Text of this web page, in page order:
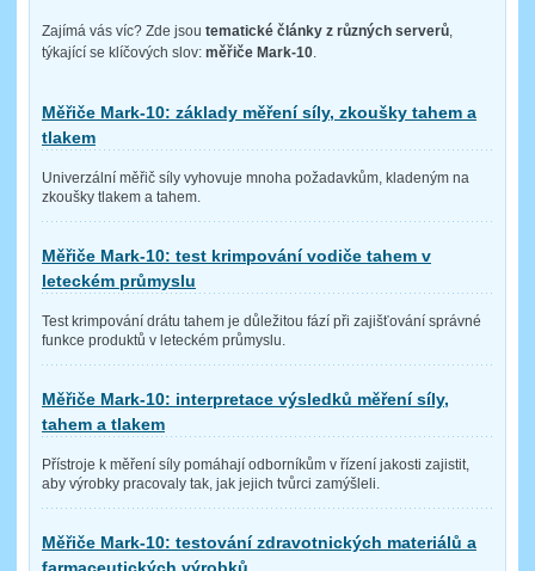
Zajímá vás víc? Zde jsou tematické články z různých serverů,
týkající se klíčových slov: měřiče Mark-10.
Měřiče Mark-10: základy měření síly, zkoušky tahem a
tlakem
Univerzální měřič síly vyhovuje mnoha požadavkům, kladeným na
zkoušky tlakem a tahem.
Měřiče Mark-10: test krimpování vodiče tahem v
leteckém průmyslu
Test krimpování drátu tahem je důležitou fází při zajišťování správné
funkce produktů v leteckém průmyslu.
Měřiče Mark-10: interpretace výsledků měření síly,
tahem a tlakem
Přístroje k měření síly pomáhají odborníkům v řízení jakosti zajistit,
aby výrobky pracovaly tak, jak jejich tvůrci zamýšleli.
Měřiče Mark-10: testování zdravotnických materiálů a